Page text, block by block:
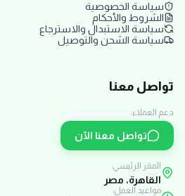
سياسة الخصوصية
الشروط والأحكام
سياسة الاستبدال والاسترجاع
سياسة الشحن والتوصيل
تواصل معنا
دعم العملاء:
تواصل معنا الآن
المقر الرئيسي:
القاهرة، مصر
مواعيد العمل: